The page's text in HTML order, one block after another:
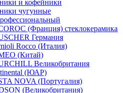
и кофейники
чугунные
(Франция) стеклокерамика
Германия
Rocco (Италия)
(Китай)
Великобритания
(ЮАР)
NOVA (Португалия)
(Великобритания)